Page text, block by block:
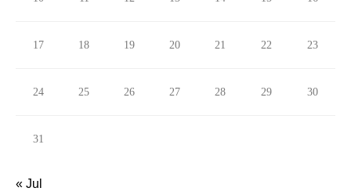
17 18 19 20 21 22 23
24 25 26 27 28 29 30
31
« Jul